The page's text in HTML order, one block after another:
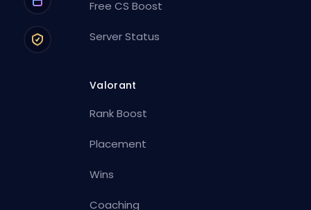
Free CS Boost
Server Status
Valorant
Rank Boost
Placement
Wins
Coaching